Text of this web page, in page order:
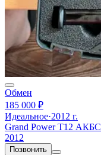
Обмен
185 000 ₽
Идеальное·2012 г.
Grand Power T12 АКБС
2012
Позвонить